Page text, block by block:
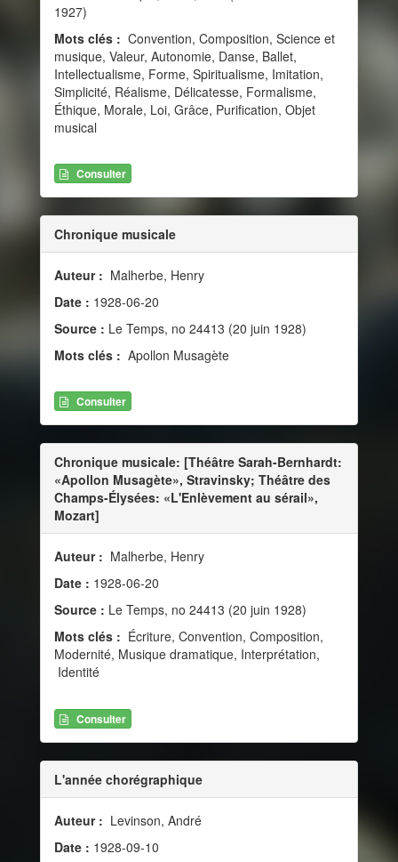
1927)
Mots clés : Convention, Composition, Science et
musique, Valeur, Autonomie, Danse, Ballet,
Intellectualisme, Forme, Spiritualisme, Imitation,
Simplicité, Réalisme, Délicatesse, Formalisme,
Éthique, Morale, Loi, Grâce, Purification, Objet
musical
Consulter
Chronique musicale
Auteur : Malherbe, Henry
Date : 1928-06-20
Source : Le Temps, no 24413 (20 juin 1928)
Mots clés : Apollon Musagète
Consulter
Chronique musicale: [Théâtre Sarah-Bernhardt:
«Apollon Musagète», Stravinsky; Théâtre des
Champs-Élysées: «L'Enlèvement au sérail»,
Mozart]
Auteur : Malherbe, Henry
Date : 1928-06-20
Source : Le Temps, no 24413 (20 juin 1928)
Mots clés : Écriture, Convention, Composition,
Modernité, Musique dramatique, Interprétation,
Identité
Consulter
L'année chorégraphique
Auteur : Levinson, André
Date : 1928-09-10